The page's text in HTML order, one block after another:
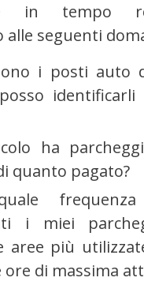
in tempo
alle seguenti
i posti auto
ha
quanto pagato?
frequenza
i miei
aree più
ore di massima